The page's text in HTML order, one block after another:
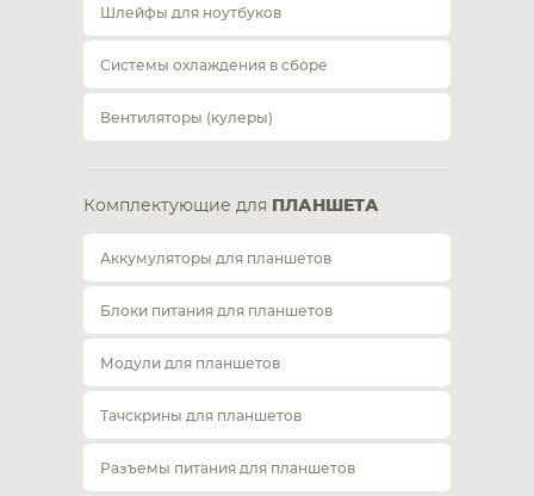
Шлейфы для ноутбуков
Системы охлаждения в сборе
Вентиляторы (кулеры)
Комплектующие для ПЛАНШЕТА
Аккумуляторы для планшетов
Блоки питания для планшетов
Модули для планшетов
Тачскрины для планшетов
Разъемы питания для планшетов